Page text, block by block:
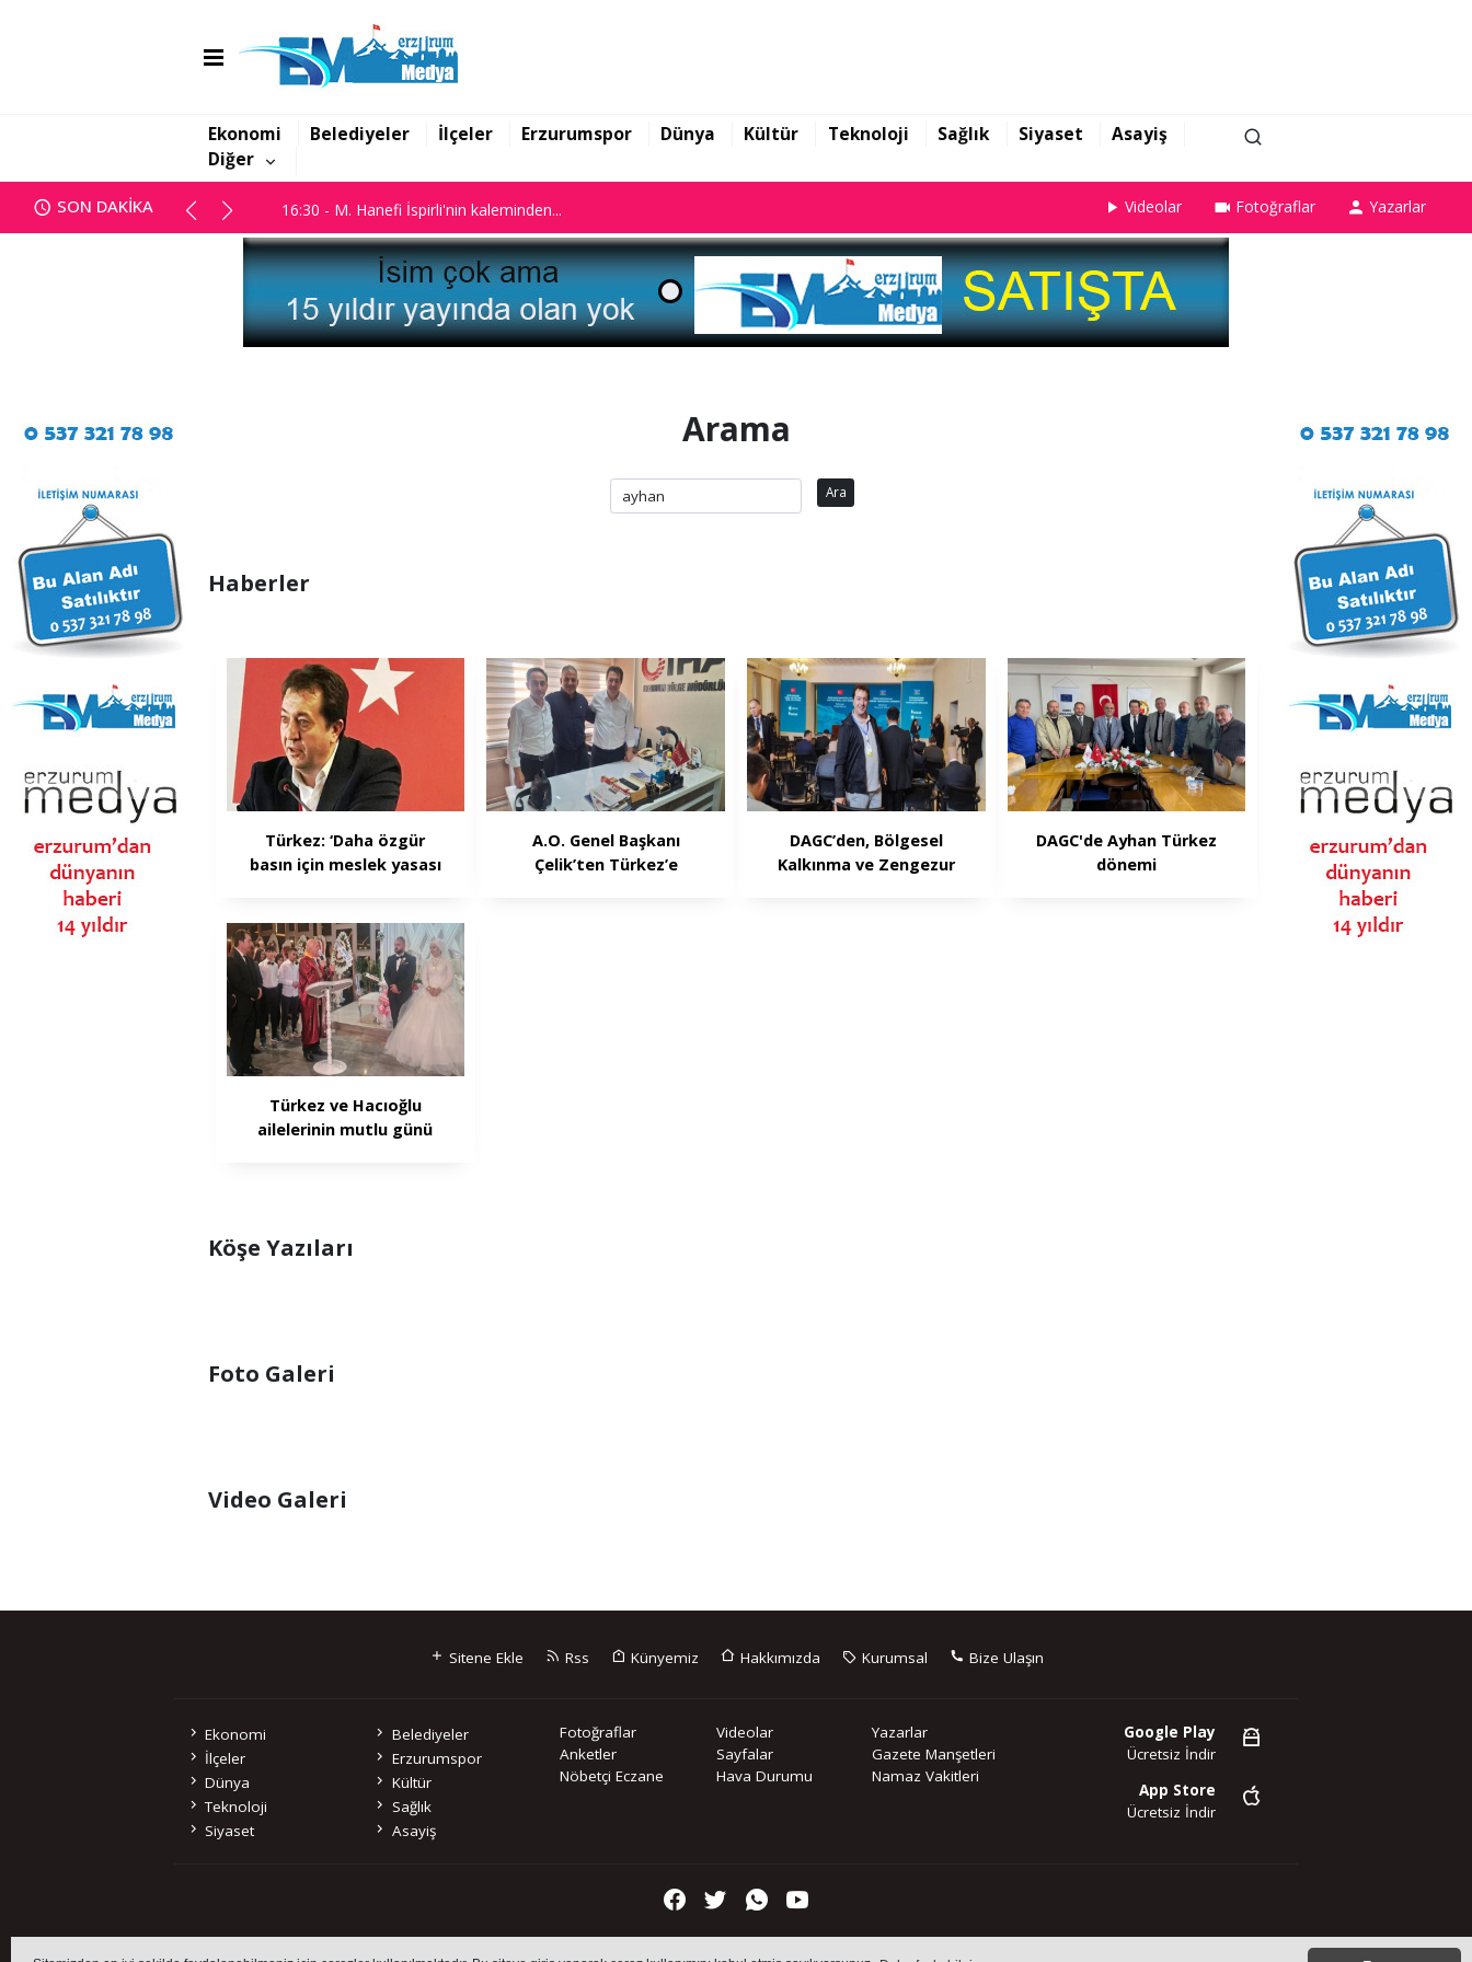
Ekonomi Belediyeler İlçeler Erzurumspor Dünya Kültür Teknoloji Sağlık Siyaset
Asayiş
Diğer
SON DAKİKA
16:06 - Görbil Özcan partisinden istifa etti
16:30 - M. Hanefi İspirli'nin kaleminden...
16:30 - M. Hanefi İspirli'nin kaleminden... Videolar Fotoğraflar Yazarlar
Arama
Ara
Haberler
Türkez: ‘Daha özgür
basın için meslek yasası
A.O. Genel Başkanı
Çelik’ten Türkez’e
DAGC’den, Bölgesel
Kalkınma ve Zengezur
DAGC'de Ayhan Türkez
dönemi
Türkez ve Hacıoğlu
ailelerinin mutlu günü
Köşe Yazıları
Foto Galeri
Video Galeri
Sitene Ekle Rss Künyemiz Hakkımızda Kurumsal Bize Ulaşın
Ekonomi
Belediyeler
İlçeler
Erzurumspor
Dünya
Kültür
Teknoloji
Sağlık
Siyaset
Asayiş
Fotoğraflar Videolar
Yazarlar
Anketler
Sayfalar
Gazete Manşetleri
Nöbetçi Eczane
Hava Durumu Namaz Vakitleri
Google Play
Ücretsiz İndir
App Store
Ücretsiz İndir